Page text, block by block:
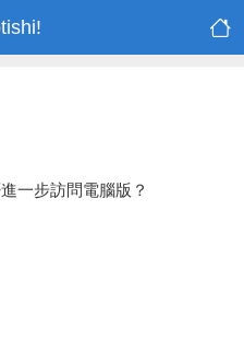
一步訪問電腦版？